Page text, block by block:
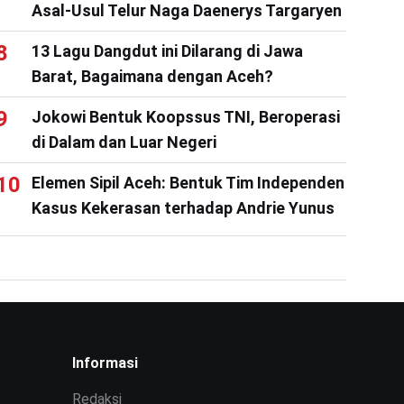
Asal-Usul Telur Naga Daenerys Targaryen
13 Lagu Dangdut ini Dilarang di Jawa
Barat, Bagaimana dengan Aceh?
Jokowi Bentuk Koopssus TNI, Beroperasi
di Dalam dan Luar Negeri
Elemen Sipil Aceh: Bentuk Tim Independen
Kasus Kekerasan terhadap Andrie Yunus
Informasi
Redaksi